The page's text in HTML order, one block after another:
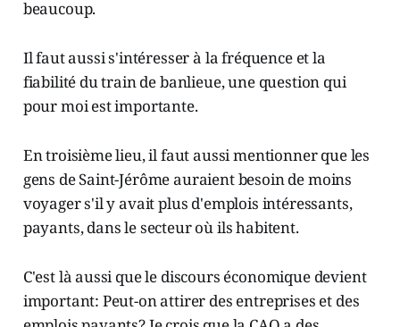
beaucoup.
Il faut aussi s'intéresser à la fréquence et la
fiabilité du train de banlieue, une question qui
pour moi est importante.
En troisième lieu, il faut aussi mentionner que les
gens de Saint-Jérôme auraient besoin de moins
voyager s'il y avait plus d'emplois intéressants,
payants, dans le secteur où ils habitent.
C'est là aussi que le discours économique devient
important: Peut-on attirer des entreprises et des